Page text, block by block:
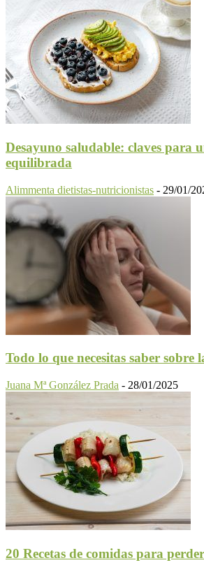
Desayuno saludable: claves para
equilibrada
Alimmenta dietistas-nutricionistas - 29/01/
Todo lo que necesitas saber sobre
Juana Mª González Prada - 28/01/2025
20 Recetas de comidas para